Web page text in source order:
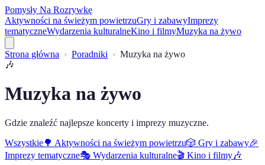
Pomysły Na Rozrywkę
Aktywności na świeżym powietrzuGry i zabawyImprezy
tematyczneWydarzenia kulturalneKino i filmyMuzyka na żywo
Strona główna Poradniki
Muzyka na żywo
🎶
Muzyka na żywo
Gdzie znaleźć najlepsze koncerty i imprezy muzyczne.
Wszystkie🌳 Aktywności na świeżym powietrzu🎲 Gry i zabawy🎉
Imprezy tematyczne🎭 Wydarzenia kulturalne🎬 Kino i filmy🎶